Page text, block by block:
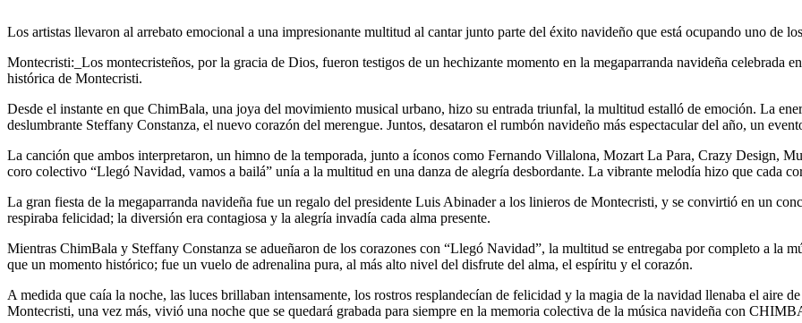
Los artistas llevaron al arrebato emocional a una impresionante multitud al cantar junto parte del éxito navideño que está ocupando uno de
Montecristi:_Los montecristeños, por la gracia de Dios, fueron testigos de un hechizante momento en la megaparranda navideña celebrada
histórica de Montecristi.
Desde el instante en que ChimBala, una joya del movimiento musical urbano, hizo su entrada triunfal, la multitud estalló de emoción. La
deslumbrante Steffany Constanza, el nuevo corazón del merengue. Juntos, desataron el rumbón navideño más espectacular del año, un
La canción que ambos interpretaron, un himno de la temporada, junto a íconos como Fernando Villalona, Mozart La Para, Crazy Design,
coro colectivo “Llegó Navidad, vamos a bailá” unía a la multitud en una danza de alegría desbordante. La vibrante melodía hizo que cada
La gran fiesta de la megaparranda navideña fue un regalo del presidente Luis Abinader a los linieros de Montecristi, y se convirtió en un
respiraba felicidad; la diversión era contagiosa y la alegría invadía cada alma presente.
Mientras ChimBala y Steffany Constanza se adueñaron de los corazones con “Llegó Navidad”, la multitud se entregaba por completo a la
que un momento histórico; fue un vuelo de adrenalina pura, al más alto nivel del disfrute del alma, el espíritu y el corazón.
A medida que caía la noche, las luces brillaban intensamente, los rostros resplandecían de felicidad y la magia de la navidad llenaba el aire
Montecristi, una vez más, vivió una noche que se quedará grabada para siempre en la memoria colectiva de la música navideña con